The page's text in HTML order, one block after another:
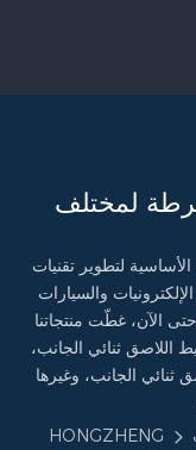
لمختلف
الأساسية لتطوير تقنيات
والسيارات
الآن، غطّت منتجاتنا
اللاصق ثنائي الجانب،
ثنائي الجانب، وغيرها
HONGZHENG